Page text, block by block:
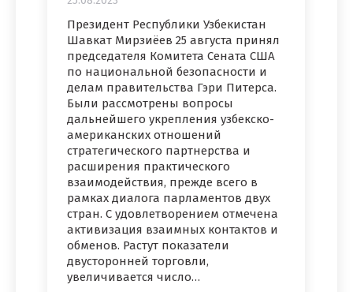
Президент Республики Узбекистан
Шавкат Мирзиёев 25 августа принял
председателя Комитета Сената США
по национальной безопасности и
делам правительства Гэри Питерса.
Были рассмотрены вопросы
дальнейшего укрепления узбекско-
американских отношений
стратегического партнерства и
расширения практического
взаимодействия, прежде всего в
рамках диалога парламентов двух
стран. С удовлетворением отмечена
активизация взаимных контактов и
обменов. Растут показатели
двусторонней торговли,
увеличивается число…